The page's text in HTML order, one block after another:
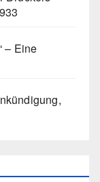
– Eine